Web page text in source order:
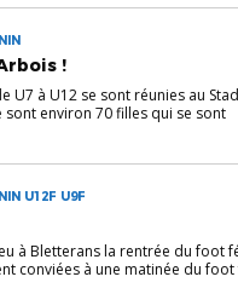
!
U7 à U12 se sont réunies au
environ 70 filles qui se sont
U12F U9F
à Bletterans la rentrée du foot
conviées à une matinée du